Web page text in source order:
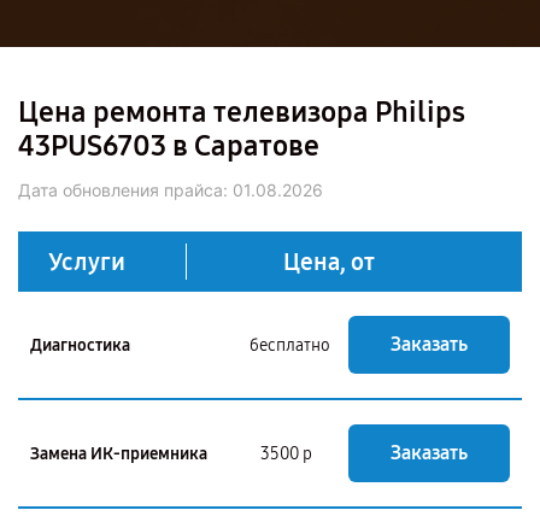
Цена ремонта телевизора Philips
43PUS6703 в Саратове
Дата обновления прайса: 01.08.2026
Услуги Цена, от
Диагностика бесплатно Заказать
Замена ИК-приемника 3500 р Заказать